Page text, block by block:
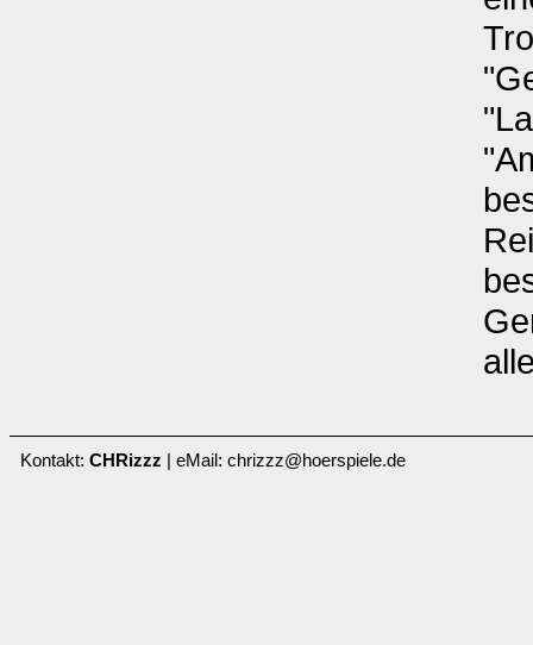
Kontakt: CHRizzz | eMail: chrizzz@hoerspiele.de